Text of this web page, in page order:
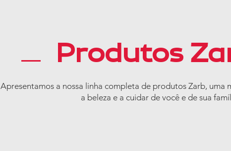
Produtos
Apresentamos a nossa linha completa de produtos Zarb, uma
a beleza e a cuidar de você e de sua